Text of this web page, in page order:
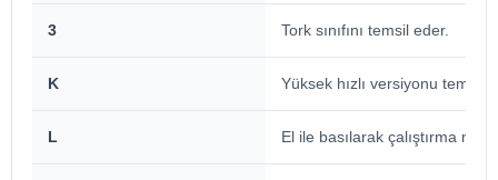
3 Tork sınıfını temsil eder.
K Yüksek hızlı versiyonu temsil
L El ile basılarak çalıştırma